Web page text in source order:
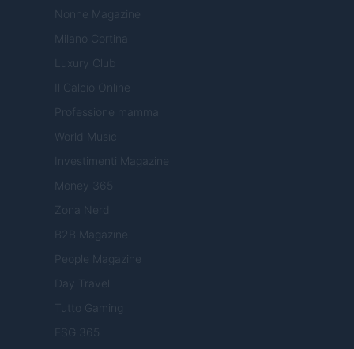
Nonne Magazine
Milano Cortina
Luxury Club
Il Calcio Online
Professione mamma
World Music
Investimenti Magazine
Money 365
Zona Nerd
B2B Magazine
People Magazine
Day Travel
Tutto Gaming
ESG 365